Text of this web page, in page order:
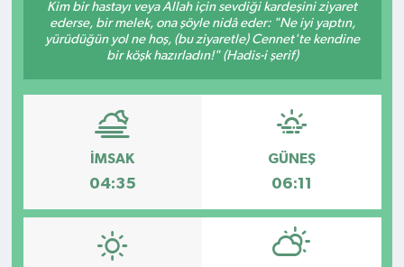
Kim bir hastayı veya Allah için sevdiği kardeşini ziyaret
ederse, bir melek, ona şöyle nidâ eder: "Ne iyi yaptın,
yürüdüğün yol ne hoş, (bu ziyaretle) Cennet'te kendine
bir köşk hazırladın!" (Hadis-i şerif)
İMSAK
04:35
GÜNEŞ
06:11
Kültür - Sanat
Yaşam